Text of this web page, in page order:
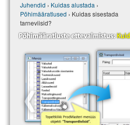
Versiooniuuendused
Power BI & Merit Aktiva (EST)
Juhendid › Kuidas alustada ›
Põhimääratlused › Kuidas sisestada
tarneviisid?